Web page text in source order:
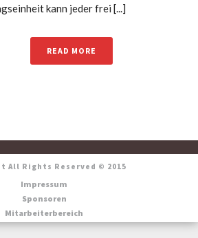
kann jeder frei [...]
READ MORE
All Rights Reserved © 2015
Impressum
Sponsoren
Mitarbeiterbereich